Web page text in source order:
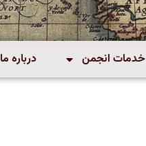
خدمات انجمن درباره ما